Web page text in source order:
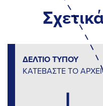
ΔΕΛΤΙΟ ΤΥΠΟΥ
ΚΑΤΕΒΑΣΤΕ ΤΟ